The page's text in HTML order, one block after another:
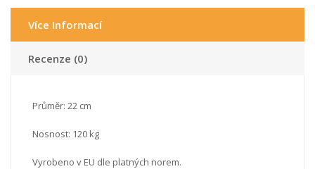
Více Informací
Recenze (0)
Průměr: 22 cm
Nosnost: 120 kg
Vyrobeno v EU dle platných norem.